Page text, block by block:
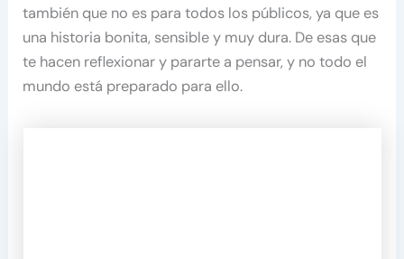
también que no es para todos los públicos, ya que es
una historia bonita, sensible y muy dura. De esas que
te hacen reflexionar y pararte a pensar, y no todo el
mundo está preparado para ello.